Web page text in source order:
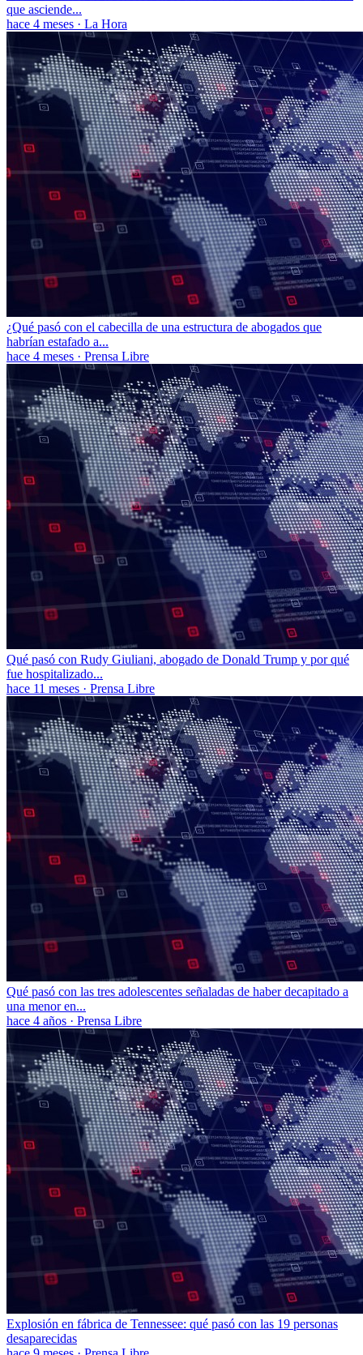
que asciende...
hace 4 meses · La Hora
¿Qué pasó con el cabecilla de una estructura de abogados que
habrían estafado a...
hace 4 meses · Prensa Libre
Qué pasó con Rudy Giuliani, abogado de Donald Trump y por qué
fue hospitalizado...
hace 11 meses · Prensa Libre
Qué pasó con las tres adolescentes señaladas de haber decapitado a
una menor en...
hace 4 años · Prensa Libre
Explosión en fábrica de Tennessee: qué pasó con las 19 personas
desaparecidas